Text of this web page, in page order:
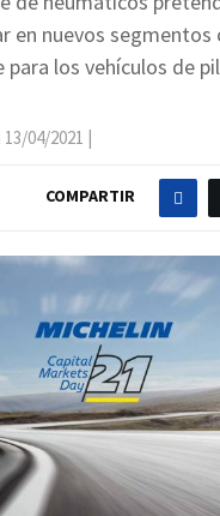
en nuevos
para los vehículos de
13/04/2021 |
COMPARTIR